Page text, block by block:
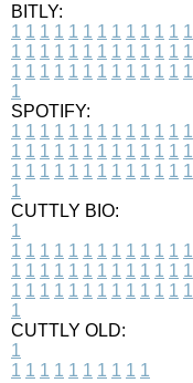
BITLY:
1 1 1 1 1 1 1 1 1 1 1 1 1
1 1 1 1 1 1 1 1 1 1 1 1 1
1 1 1 1 1 1 1 1 1 1 1 1 1
1
SPOTIFY:
1 1 1 1 1 1 1 1 1 1 1 1 1
1 1 1 1 1 1 1 1 1 1 1 1 1
1 1 1 1 1 1 1 1 1 1 1 1 1
1
CUTTLY BIO:
1
1 1 1 1 1 1 1 1 1 1 1 1 1
1 1 1 1 1 1 1 1 1 1 1 1 1
1 1 1 1 1 1 1 1 1 1 1 1 1
1
CUTTLY OLD:
1
1 1 1 1 1 1 1 1 1 1